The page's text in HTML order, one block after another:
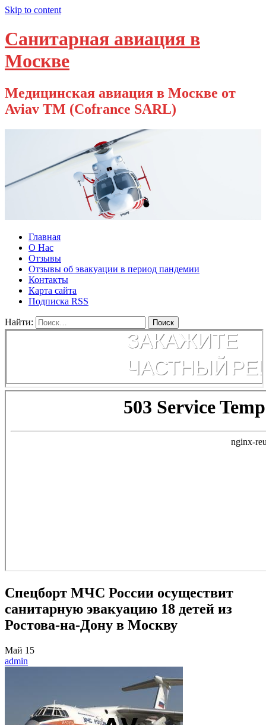
Skip to content
Санитарная авиация в
Москве
Медицинская авиация в Москве от
Aviav TM (Cofrance SARL)
Главная
О Нас
Отзывы
Отзывы об эвакуации в период пандемии
Контакты
Карта сайта
Подписка RSS
Найти:
Спецборт МЧС России осуществит
санитарную эвакуацию 18 детей из
Ростова-на-Дону в Москву
Май 15
admin